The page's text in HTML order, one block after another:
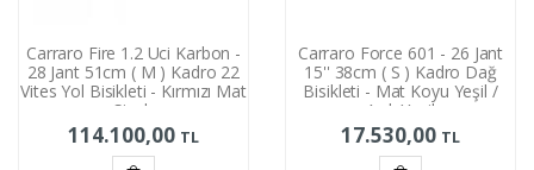
Carraro Fire 1.2 Uci Karbon -
28 Jant 51cm ( M ) Kadro 22
Vites Yol Bisikleti - Kırmızı Mat
Siyah
114.100,00 TL
Carraro Force 601 - 26 Jant
15'' 38cm ( S ) Kadro Dağ
Bisikleti - Mat Koyu Yeşil /
Açık Yeşil
17.530,00 TL